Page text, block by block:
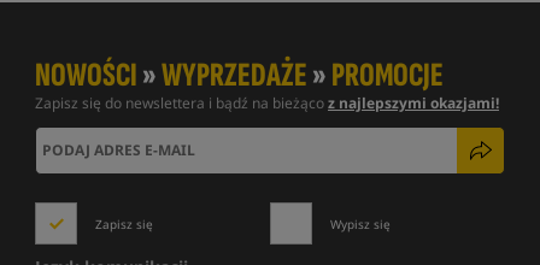
NOWOŚCI»WYPRZEDAŻE»PROMOCJE
Zapisz się do newslettera i bądź na bieżącoz najlepszymi okazjami!
Zapisz się Wypisz się